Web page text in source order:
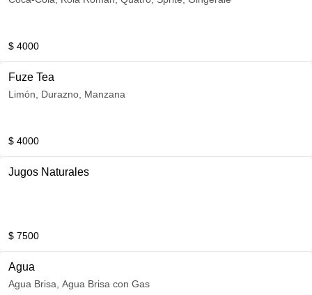
$ 4000
Fuze Tea
Limón, Durazno, Manzana
$ 4000
Jugos Naturales
$ 7500
Agua
Agua Brisa, Agua Brisa con Gas